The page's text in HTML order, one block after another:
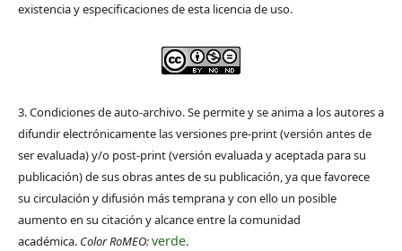
existencia y especificaciones de esta licencia de uso.
3. Condiciones de auto-archivo. Se permite y se anima a los autores a
difundir electrónicamente las versiones pre-print (versión antes de
ser evaluada) y/o post-print (versión evaluada y aceptada para su
publicación) de sus obras antes de su publicación, ya que favorece
su circulación y difusión más temprana y con ello un posible
aumento en su citación y alcance entre la comunidad
académica. Color RoMEO:verde.